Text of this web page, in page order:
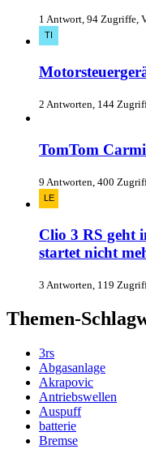
1 Antwort, 94 Zugriffe,
2 Antworten, 144
TomTom
9 Antworten, 400
Clio 3 RS geht
startet nicht
3 Antworten, 119
Themen-
3rs
Abgasanlage
Akrapovic
Antriebswellen
Auspuff
batterie
Bremse